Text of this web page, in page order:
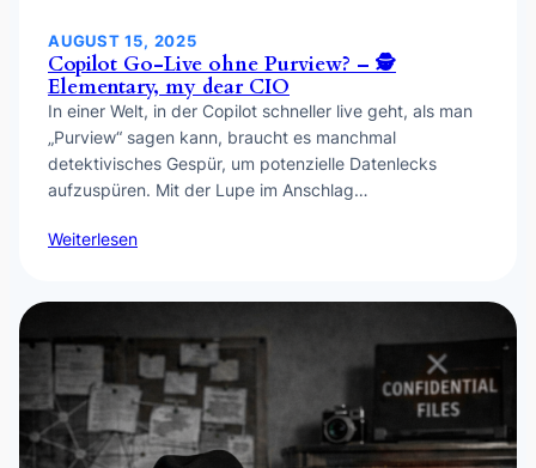
AUGUST 15, 2025
Copilot Go-Live ohne Purview? – 🕵️
Elementary, my dear CIO
In einer Welt, in der Copilot schneller live geht, als man
„Purview“ sagen kann, braucht es manchmal
detektivisches Gespür, um potenzielle Datenlecks
aufzuspüren. Mit der Lupe im Anschlag…
Weiterlesen